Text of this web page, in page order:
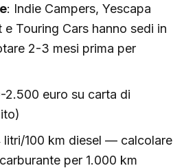
: Indie Campers, Yescapa
Touring Cars hanno sedi in
2-3 mesi prima per
2.500 euro su carta di
litri/100 km diesel — calcolare
per 1.000 km